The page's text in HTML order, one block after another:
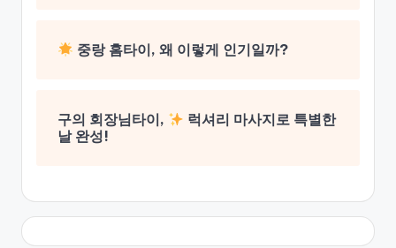
중랑 홈타이, 왜 이렇게 인기일까?
구의 회장님타이,
럭셔리 마사지로 특별한
날 완성!